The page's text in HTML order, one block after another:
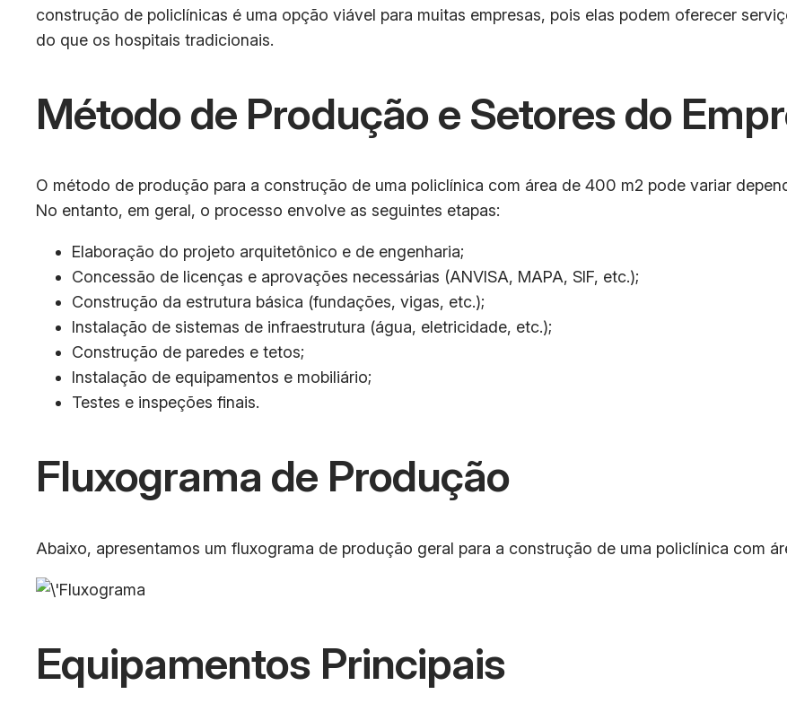
construção de policlínicas é uma opção viável para muitas empresas, pois elas podem oferecer
do que os hospitais tradicionais.
Método de Produção e Setores do
O método de produção para a construção de uma policlínica com área de 400 m2 pode variar
No entanto, em geral, o processo envolve as seguintes etapas:
Elaboração do projeto arquitetônico e de engenharia;
Concessão de licenças e aprovações necessárias (ANVISA, MAPA, SIF, etc.);
Construção da estrutura básica (fundações, vigas, etc.);
Instalação de sistemas de infraestrutura (água, eletricidade, etc.);
Construção de paredes e tetos;
Instalação de equipamentos e mobiliário;
Testes e inspeções finais.
Fluxograma de Produção
Abaixo, apresentamos um fluxograma de produção geral para a construção de uma policlínica com
Equipamentos Principais